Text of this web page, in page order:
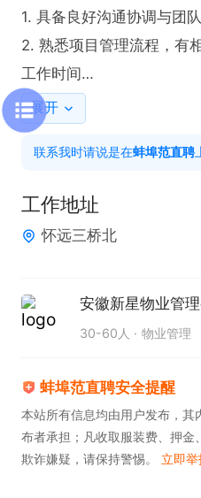
1. 具备良好沟通协调与团
2. 熟悉项目管理流程，有
工作时间
8:00 - 12:00，13:30 -
联系我时请说是在蚌埠范
展开
联系我时请说是在蚌埠范直聘
工作地址
怀远三桥北
安徽新星物业管
30-60人 物业管理
蚌埠范直聘安全提醒
本站所有信息均由用户发布，
布者承担；凡收取服装费、押
欺诈嫌疑，请保持警惕。 立即